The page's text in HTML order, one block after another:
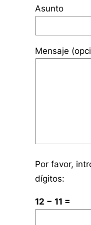
Asunto
Mensaje
Por favor,
dígitos:
12 − 11 =